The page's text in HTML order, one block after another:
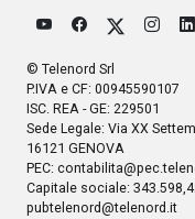
© Telenord Srl
P.IVA e CF: 00945590107
ISC. REA - GE: 229501
Sede Legale: Via XX
16121 GENOVA
PEC:
Capitale sociale:
pubtelenord@telenord.it